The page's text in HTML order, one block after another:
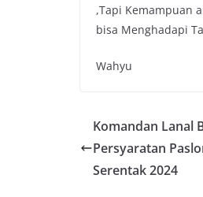
,Tapi Kemampuan
bisa Menghadapi
Wahyu
Komandan Lanal
Persyaratan
Serentak 2024